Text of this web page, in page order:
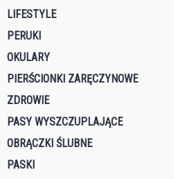
LIFESTYLE
PERUKI
OKULARY
PIERŚCIONKI ZARĘCZYNOWE
ZDROWIE
PASY WYSZCZUPLAJĄCE
OBRĄCZKI ŚLUBNE
PASKI